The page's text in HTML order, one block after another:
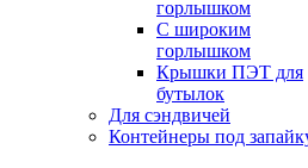
горлышком
С широким
горлышком
Крышки ПЭТ для
бутылок
Для сэндвичей
Контейнеры под